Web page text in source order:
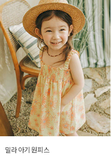
밀라 아기 원피스